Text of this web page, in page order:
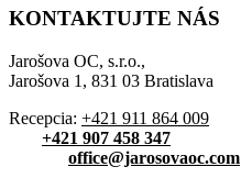
KONTAKTUJTE NÁS
Jarošova OC, s.r.o.,
Jarošova 1, 831 03 Bratislava
Recepcia: +421 911 864 009
+421 907 458 347
office@jarosovaoc.com